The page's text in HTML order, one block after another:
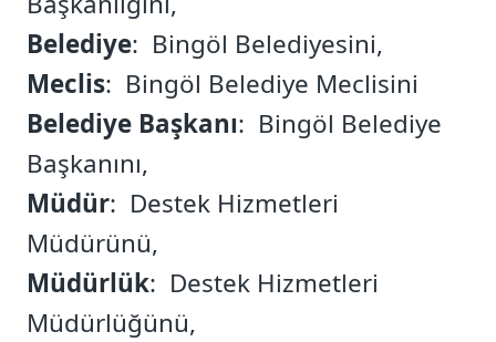
Belediye: Bingöl Belediyesini,
Meclis: Bingöl Belediye Meclisini
Belediye Başkanı: Bingöl Belediye
Başkanını,
Müdür: Destek Hizmetleri
Müdürünü,
Müdürlük: Destek Hizmetleri
Müdürlüğünü,